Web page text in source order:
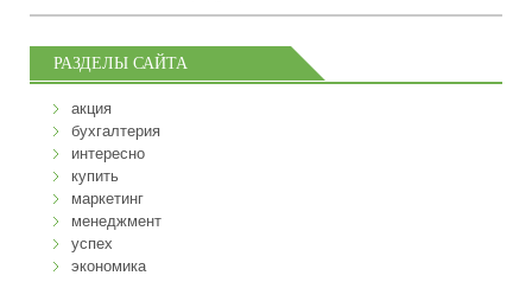
РАЗДЕЛЫ САЙТА
акция
бухгалтерия
интересно
купить
маркетинг
менеджмент
успех
экономика